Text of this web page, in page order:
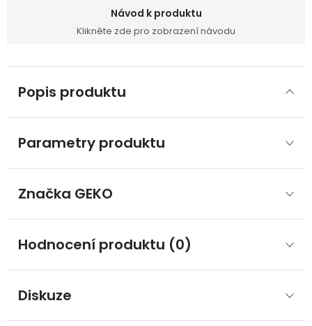
Návod k produktu
Klikněte zde pro zobrazení návodu
Popis produktu
Parametry produktu
Značka GEKO
Hodnocení produktu (0)
Diskuze